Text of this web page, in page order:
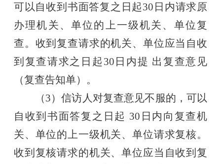
可以自收到书面答复之日起30日内请求原
办理机关、单位的上一级机关、单位复
查。收到复查请求的机关、单位应当自收
到复查请求之日起30日内提 出复查意见
（复查告知单）。
（3）信访人对复查意见不服的，可以
自收到书面答复之日起 30日内向复查机
关、单位的上一级机关、单位请求复核。
收到复核请求的机关、单位应当自收到复